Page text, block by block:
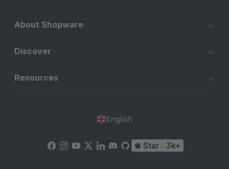
About Shopware
Discover
Resources
English
Star 3k+